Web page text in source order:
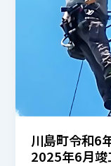
川島町令和6
2025年6月竣